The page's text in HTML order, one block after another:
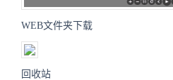
WEB文件夹下载
回收站